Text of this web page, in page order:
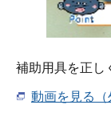
補助用具を正し
動画を見る（